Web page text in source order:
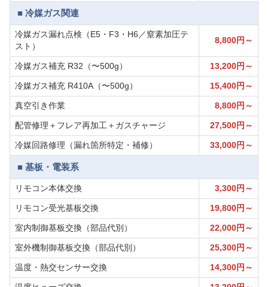
■ 冷媒ガス関連
冷媒ガス漏れ点検（E5・F3・H6／窒素加圧テ
スト）
8,800円～
冷媒ガス補充 R32（〜500g） 13,200円～
冷媒ガス補充 R410A（〜500g） 15,400円～
真空引き作業 8,800円～
配管修理＋フレア再加工＋ガスチャージ 27,500円～
冷媒回路修理（漏れ箇所特定・補修） 33,000円～
■ 基板・電装系
リモコン本体交換 3,300円～
リモコン受光基板交換 19,800円～
室内制御基板交換（部品代別） 22,000円～
室外機制御基板交換（部品代別） 25,300円～
温度・熱交センサー交換 14,300円～